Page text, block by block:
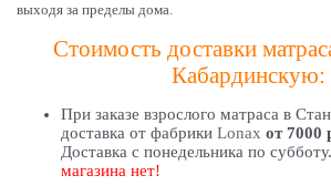
выходя за пределы дома.
Стоимость доставки
Кабардинскую:
При заказе взрослого матраса в
доставка от фабрики Lonax от 7000
Доставка с понедельника по субботу.
магазина нет!